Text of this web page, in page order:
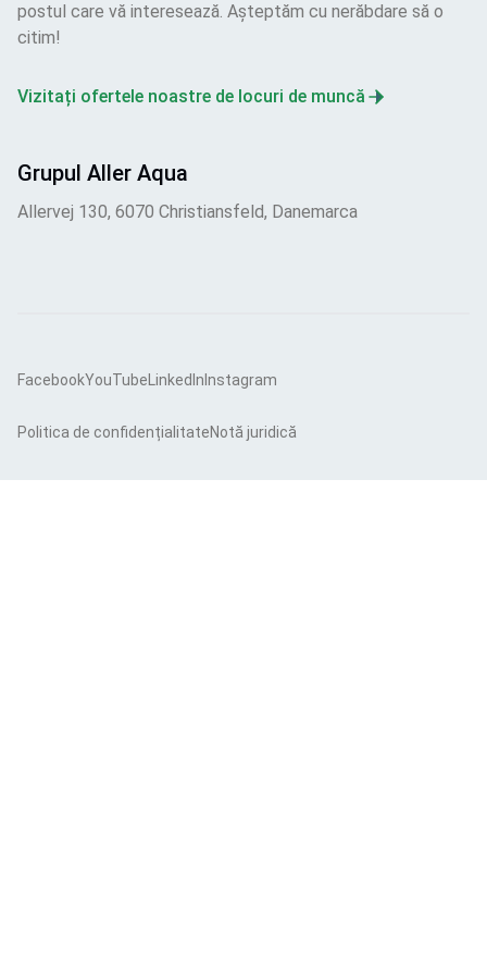
postul care vă interesează. Așteptăm cu nerăbdare să o
citim!
Vizitați ofertele noastre de locuri de muncă
Grupul Aller Aqua
Allervej 130, 6070 Christiansfeld, Danemarca
FacebookYouTube LinkedIn Instagram
Politica de confidențialitateNotă juridică